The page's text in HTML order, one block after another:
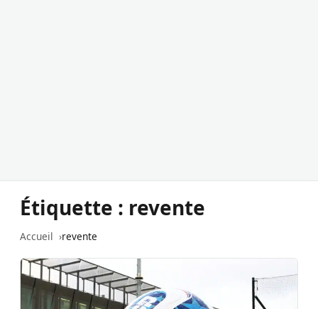
Étiquette : revente
Accueil revente